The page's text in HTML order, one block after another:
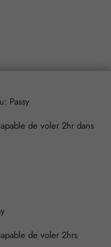
de voler 2hr dans
de voler 2hrs